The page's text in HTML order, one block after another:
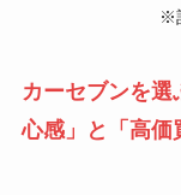
※
カーセブンを
心感」と「高価